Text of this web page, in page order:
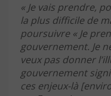
« Je vais prendre,
la plus difficile de
poursuivre « Je
gouvernement. Je
veux pas donner
gouvernement
ces enjeux-là